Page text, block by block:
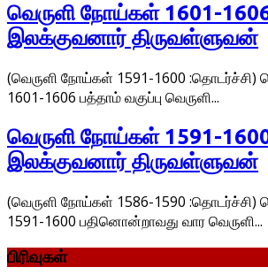
வெருளி நோய்கள் 1601-
இலக்குவனார் திருவள்ளுவன்
(வெருளி நோய்கள் 1591-1600 :தொடர்ச்சி)
1601-1606 பத்தாம் வகுப்பு வெருளி...
வெருளி நோய்கள் 1591-
இலக்குவனார் திருவள்ளுவன்
(வெருளி நோய்கள் 1586-1590 :தொடர்ச்சி)
1591-1600 பதினொன்றாவது வார வெருளி...
பிரிவுகள்